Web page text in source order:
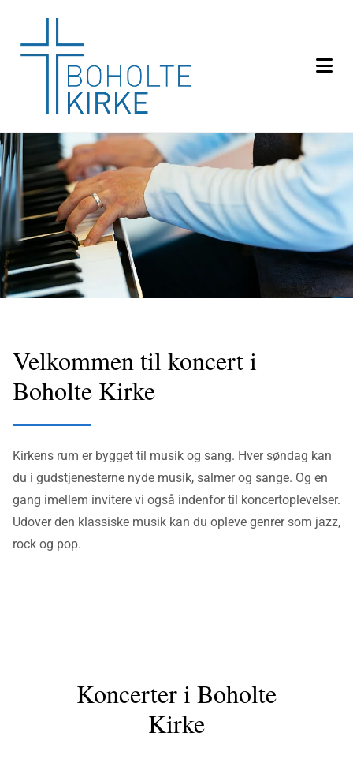
Velkommen til koncert i
Boholte Kirke
Kirkens rum er bygget til musik og sang. Hver søndag kan
du i gudstjenesterne nyde musik, salmer og sange. Og en
gang imellem invitere vi også indenfor til koncertoplevelser.
Udover den klassiske musik kan du opleve genrer som jazz,
rock og pop.
Koncerter i Boholte
Kirke